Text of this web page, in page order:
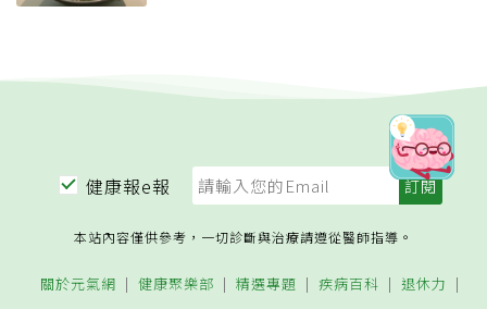
健康報e報
本站內容僅供參考，一切診斷與治療請遵從醫師指導。
關於元氣網 健康聚樂部 精選專題 疾病百科 退休力